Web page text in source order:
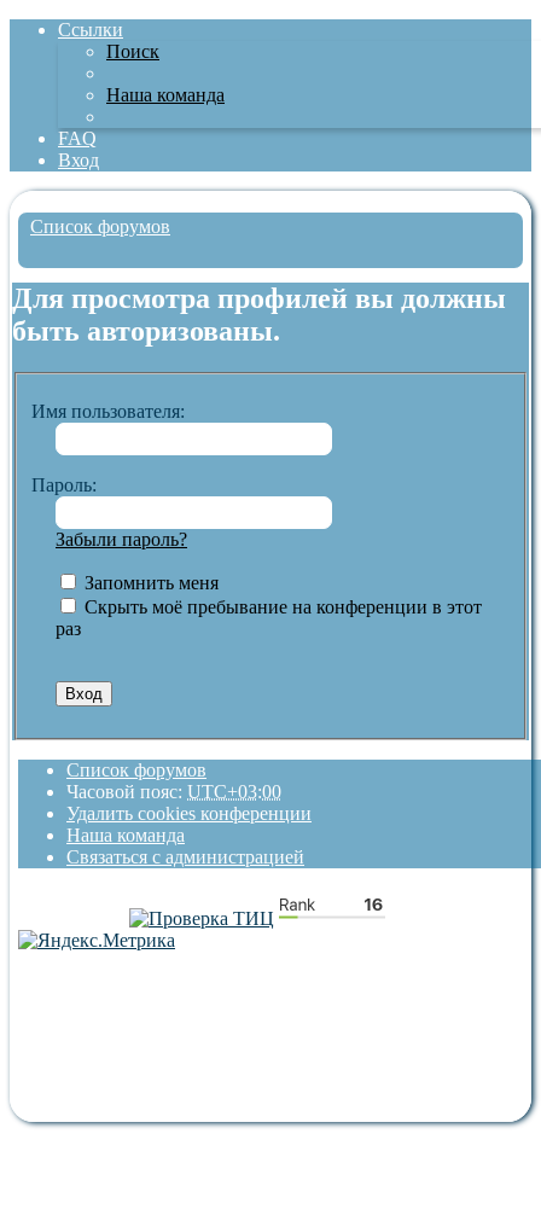
Ссылки
Поиск
Наша команда
FAQ
Вход
Список форумов
Для просмотра профилей вы должны
быть авторизованы.
Имя пользователя:
Пароль:
Забыли пароль?
Запомнить меня
Скрыть моё пребывание на конференции в этот
раз
Список форумов
Часовой пояс: UTC+03:00
Удалить cookies конференции
Наша команда
Связаться с администрацией